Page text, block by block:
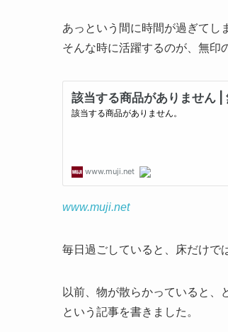
あっという間に時間が過ぎてし
そんな時に活躍するのが、無印
www.muji.net
毎日過ごしていると、床だけで
以前、物が散らかっていると、
という記事を書きました。